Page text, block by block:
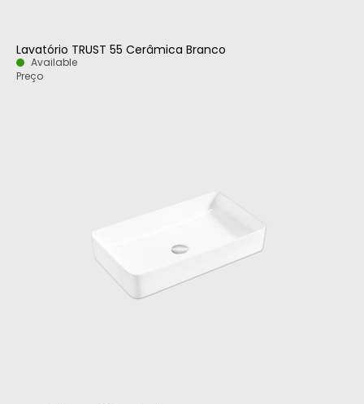
Lavatório TRUST 55 Cerâmica Branco
Available
Preço